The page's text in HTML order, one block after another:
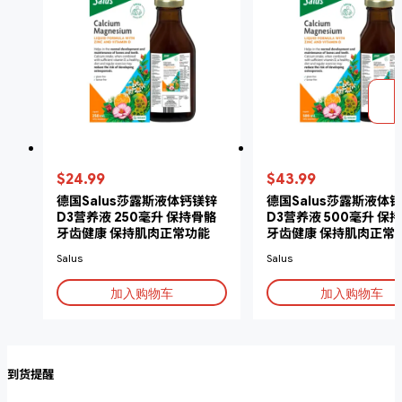
$24.99
德国Salus莎露斯液体钙镁锌
D3营养液 250毫升 保持骨骼
牙齿健康 保持肌肉正常功能
Salus
加入购物车
$43.99
德国Salus莎露斯液体
D3营养液 500毫升 保
牙齿健康 保持肌肉正常
Salus
加入购物车
到货提醒